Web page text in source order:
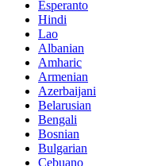
Esperanto
Hindi
Lao
Albanian
Amharic
Armenian
Azerbaijani
Belarusian
Bengali
Bosnian
Bulgarian
Cebuano